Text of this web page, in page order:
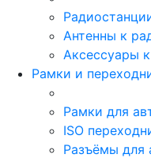
Антенны к
Аксессуары
Рамки и
Рамки для
ISO
Разъёмы для